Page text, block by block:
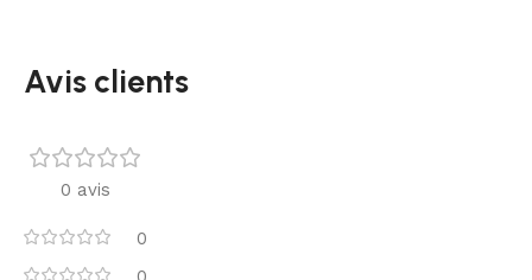
Avis clients
0 avis
0